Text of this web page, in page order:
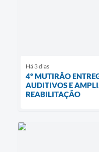
Há 3 dias
4º MUTIRÃO
AUDITIVOS E
REABILITAÇÃO